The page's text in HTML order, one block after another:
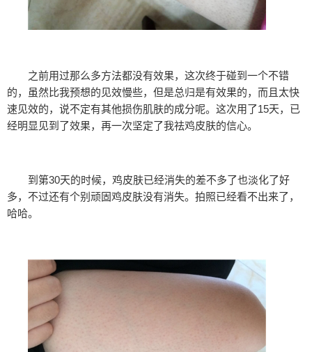
之前用过那么多方法都没有效果，这次终于碰到一个不错
的，虽然比我预想的见效慢些，但是总归是有效果的，而且太快
速见效的，说不定有其他损伤肌肤的成分呢。这次用了15天，已
经明显见到了效果，再一次坚定了我祛鸡皮肤的信心。
到第30天的时候，鸡皮肤已经消失的差不多了也淡化了好
多，不过还有个别顽固鸡皮肤没有消失。拍照已经看不出来了，
哈哈。